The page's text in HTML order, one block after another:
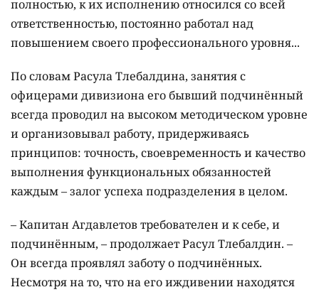
полностью, к их исполнению относился со всей
ответственностью, постоянно работал над
повышением своего профессионального уровня...
По словам Расула Тлебалдина, занятия с
офицерами дивизиона его бывший подчинённый
всегда проводил на высоком методическом уровне
и организовывал работу, придерживаясь
принципов: точность, своевременность и качество
выполнения функциональных обязанностей
каждым – залог успеха подразделения в целом.
– Капитан Агдавлетов требователен и к себе, и
подчинённым, – продолжает Расул Тлебалдин. –
Он всегда проявлял заботу о подчинённых.
Несмотря на то, что на его иждивении находятся